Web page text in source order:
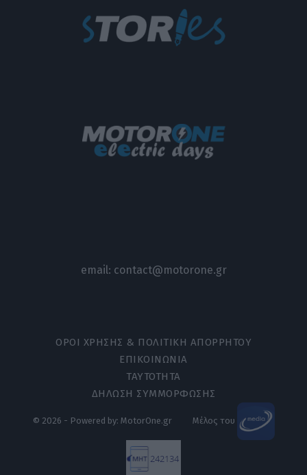
email: contact@motorone.gr
ΟΡΟΙ ΧΡΗΣΗΣ & ΠΟΛΙΤΙΚΗ ΑΠΟΡΡΗΤΟΥ
ΕΠΙΚΟΙΝΩΝΙΑ
ΤΑΥΤΟΤΗΤΑ
ΔΗΛΩΣΗ ΣΥΜΜΟΡΦΩΣΗΣ
© 2026 - Powered by: MotorOne.gr Μέλος του